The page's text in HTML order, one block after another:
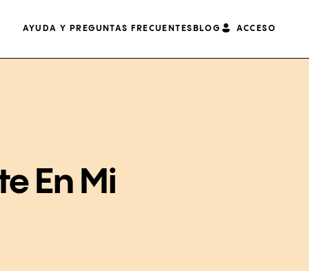
AYUDA Y PREGUNTAS FRECUENTES BLOG ACCESO
En Mi